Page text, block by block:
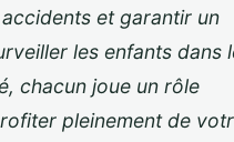
et garantir un
les enfants dans
chacun joue un rôle
pleinement de